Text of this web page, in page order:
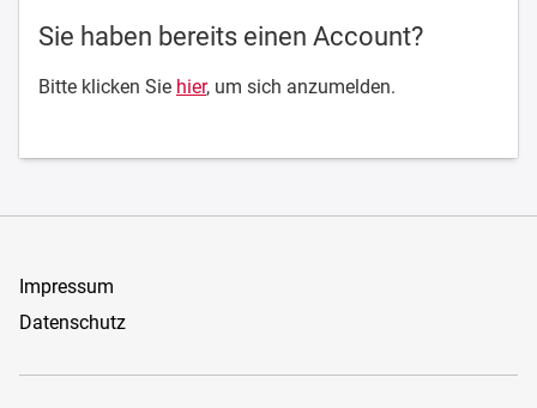
Sie haben bereits einen Account?
Bitte klicken Sie hier, um sich anzumelden.
Impressum
Datenschutz